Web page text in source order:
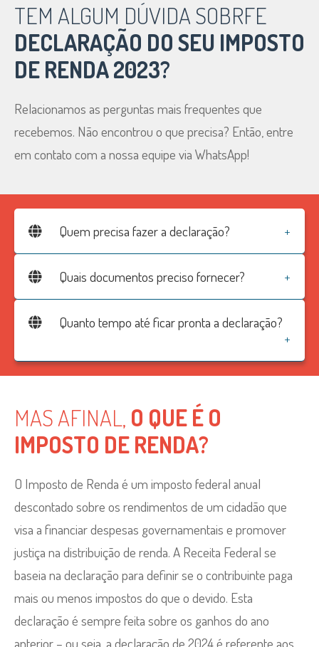
TEM ALGUM DÚVIDA SOBRFE
DECLARAÇÃO DO SEU IMPOSTO
DE RENDA 2023?
Relacionamos as perguntas mais frequentes que
recebemos. Não encontrou o que precisa? Então, entre
em contato com a nossa equipe via WhatsApp!
Quem precisa fazer a declaração?
Obteve rendimentos tributáveis acima de R$ 30.639,90;
Recebeu rendimentos não tributáveis ou tributados
exclusivamente na fonte acima de R$ 200 mil;
Obteve receita bruta anual decorrente de atividade rural
Pretenda compensar prejuízos da atividade rural deste
ou de anos anteriores com as receitas deste ou de anos
Teve a posse ou a propriedade, até 31 de dezembro de
2023, de bens ou direitos, inclusive terra nua, acima de
R$ 800 mil;
Realizou operações em bolsa de valores, de
mercadorias, de futuros e assemelhadas;
Obteve ganho de capital na alienação de bens ou direitos,
Quais documentos preciso fornecer?
Nós solicite via WhatsApp que nossa equipe dará
Quanto tempo até ficar pronta a declaração?
A declaração ficará pronta no máximo em 24 horas.
MAS AFINAL, O QUE É O
IMPOSTO DE RENDA?
O Imposto de Renda é um imposto federal anual
descontado sobre os rendimentos de um cidadão que
visa a financiar despesas governamentais e promover
justiça na distribuição de renda. A Receita Federal se
baseia na declaração para definir se o contribuinte paga
mais ou menos impostos do que o devido. Esta
declaração é sempre feita sobre os ganhos do ano
anterior – ou seja, a declaração de 2024 é referente aos